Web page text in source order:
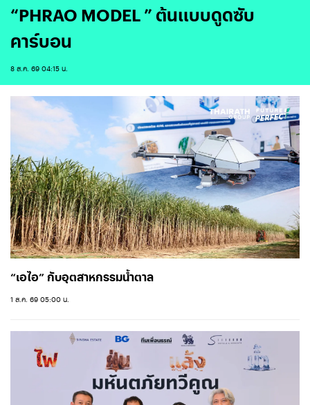
“PHRAO MODEL ” ต้นแบบดูดซับ
คาร์บอน
8 ส.ค. 69 04:15 น.
“เอไอ” กับอุตสาหกรรมน้ำตาล
1 ส.ค. 69 05:00 น.